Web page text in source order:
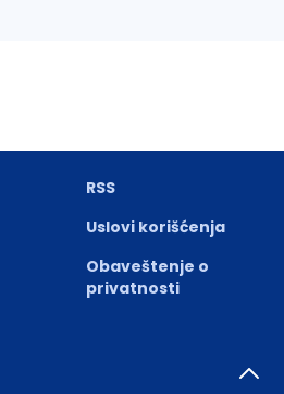
RSS
Uslovi korišćenja
Obaveštenje o
privatnosti